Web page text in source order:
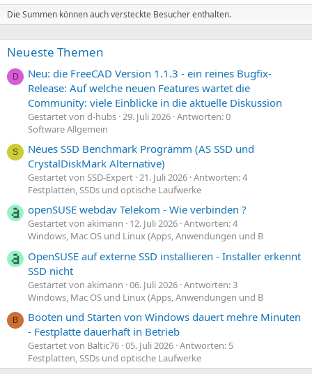
Die Summen können auch versteckte Besucher enthalten.
Neueste Themen
D
Neu: die FreeCAD Version 1.1.3 - ein reines Bugfix-
Release: Auf welche neuen Features wartet die
Community: viele Einblicke in die aktuelle Diskussion
Gestartet von d-hubs 29. Juli 2026 Antworten: 0
Software Allgemein
S
Neues SSD Benchmark Programm (AS SSD und
CrystalDiskMark Alternative)
Gestartet von SSD-Expert 21. Juli 2026 Antworten: 4
Festplatten, SSDs und optische Laufwerke
openSUSE webdav Telekom - Wie verbinden ?
Gestartet von akimann 12. Juli 2026 Antworten: 4
Windows, Mac OS und Linux (Apps, Anwendungen und B
OpenSUSE auf externe SSD installieren - Installer erkennt
SSD nicht
Gestartet von akimann 06. Juli 2026 Antworten: 3
Windows, Mac OS und Linux (Apps, Anwendungen und B
B
Booten und Starten von Windows dauert mehre Minuten
- Festplatte dauerhaft in Betrieb
Gestartet von Baltic76 05. Juli 2026 Antworten: 5
Festplatten, SSDs und optische Laufwerke